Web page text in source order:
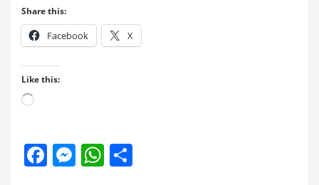
Share this:
Facebook X
Like this:
Loading…
F
M
W